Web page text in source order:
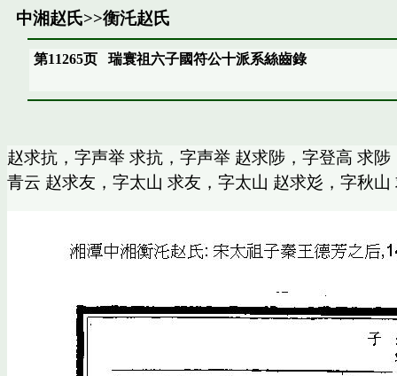
中湘赵氏>>衡汑赵氏
第11265页瑞寰祖六子國符公十派系絲齒錄
赵求抗，字声举 求抗，字声举 赵求陟，字登高 求
青云 赵求友，字太山 求友，字太山 赵求彣，字秋山